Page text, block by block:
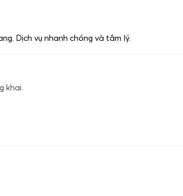
Dịch vụ nhanh chóng và tâm lý.
khai.